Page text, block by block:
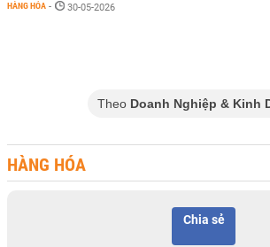
HÀNG HÓA - 30-05-2026
Theo Doanh Nghiệp & Kinh
HÀNG HÓA
Chia sẻ